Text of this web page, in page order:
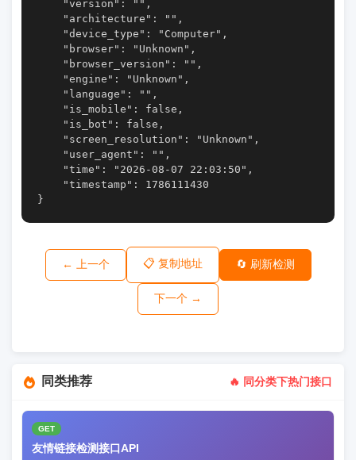
    "version": "",
    "architecture": "",
    "device_type": "Computer",
    "browser": "Unknown",
    "browser_version": "",
    "engine": "Unknown",
    "language": "",
    "is_mobile": false,
    "is_bot": false,
    "screen_resolution": "Unknown",
    "user_agent": "",
    "time": "2026-08-07 22:03:50",
    "timestamp": 1786111430
}
← 上一个 📋 复制地址 🔄 刷新检测
下一个 →
同类推荐 🔥 同分类下热门接口
GET
友情链接检测接口API